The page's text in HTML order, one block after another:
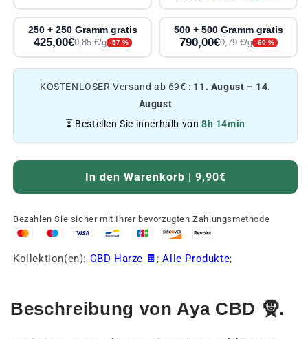
250 + 250 Gramm gratis
425,00€0,85 €/g -57 %
500 + 500 Gramm gratis
790,00€0,79 €/g -60 %
KOSTENLOSER Versand ab 69€ : 11. August – 14.
August
⏳ Bestellen Sie innerhalb von8h 14min
In den Warenkorb | 9,90€
Bezahlen Sie sicher mit Ihrer bevorzugten Zahlungsmethode
Kollektion(en): CBD-Harze 🍫 ;Alle Produkte;
Beschreibung von Aya CBD 🧕.